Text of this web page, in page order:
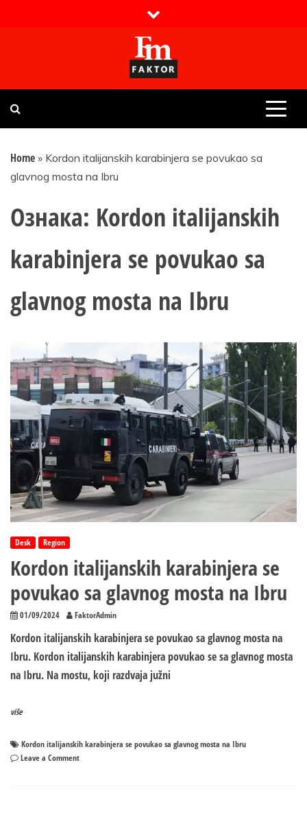
Faktor magazin
Uvijek presudan
Home » Kordon italijanskih karabinjera se povukao sa
glavnog mosta na Ibru
Ознака: Kordon italijanskih
karabinjera se povukao sa
glavnog mosta na Ibru
Desk Region
Kordon italijanskih karabinjera se
povukao sa glavnog mosta na Ibru
01/09/2024 FaktorAdmin
Kordon italijanskih karabinjera se povukao sa glavnog mosta na
Ibru. Kordon italijanskih karabinjera povukao se sa glavnog mosta
na Ibru. Na mostu, koji razdvaja južni
više
Kordon italijanskih karabinjera se povukao sa glavnog mosta na Ibru
Leave a Commenton